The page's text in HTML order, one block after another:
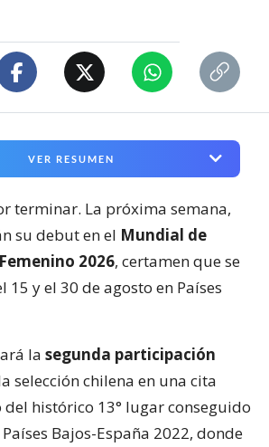
VER RESUMEN
terminar. La próxima semana,
su debut en el Mundial de
2026, certamen que se
y el 30 de agosto en Países
la segunda participación
selección chilena en una cita
histórico 13° lugar conseguido
Bajos-España 2022, donde